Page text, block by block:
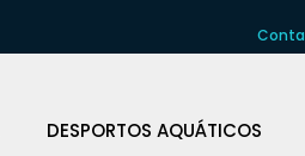
Conta
DESPORTOS AQUÁTICOS